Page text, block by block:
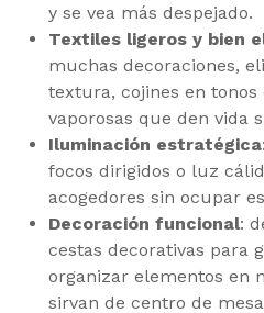
y se vea más despejado.
Textiles ligeros y bien
muchas decoraciones,
textura, cojines en
vaporosas que den vida
Iluminación estratégica
focos dirigidos o luz
acogedores sin ocupar
Decoración funcional:
cestas decorativas para
organizar elementos en
sirvan de centro de